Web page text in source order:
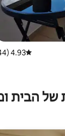
דירוג ממוצע של 4.93 מתוך
4.93 (44)
של הבית